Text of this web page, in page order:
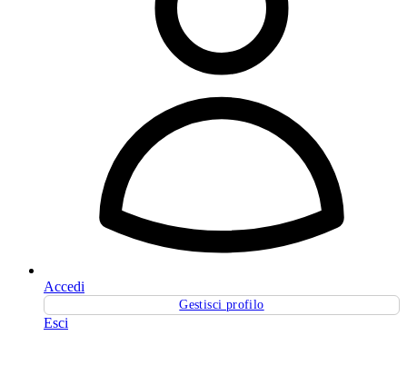
Accedi
Gestisci profilo
Esci